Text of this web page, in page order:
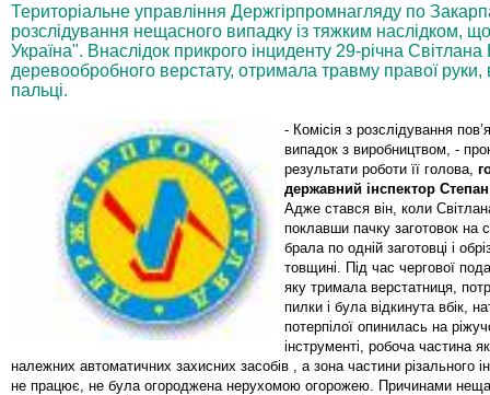
Територіальне управління Держгірпромнагляду по
розслідування нещасного випадку із тяжким наслідком,
Україна". Внаслідок прикрого інциденту 29-річна
деревообробного верстату, отримала травму правої
пальці.
- Комісія з розслідування
випадок з виробництвом, -
результати роботи її голова,
державний інспектор
Адже стався він, коли
поклавши пачку заготовок на
брала по одній заготовці і
товщині. Під час чергової
яку тримала верстатниця,
пилки і була відкинута вбік,
потерпілої опинилась на
інструменті, робоча частина
належних автоматичних захисних засобів , а зона частини різального
не працює, не була огороджена нерухомою огорожею. Причинами